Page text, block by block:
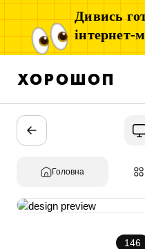
Дивись
інтернет-
Головна
146